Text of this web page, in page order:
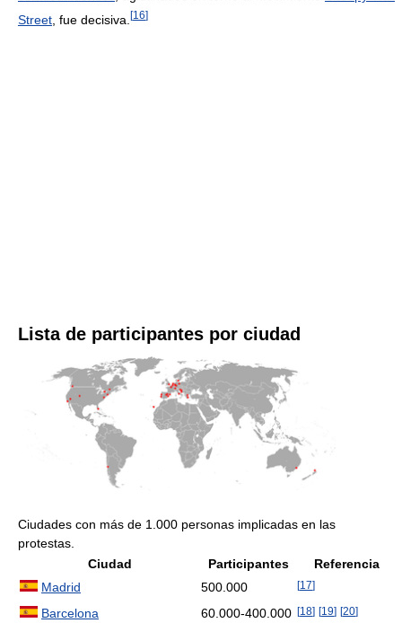
Street , fue decisiva. [16]
Lista de participantes por ciudad
Ciudades con más de 1.000 personas implicadas en las
protestas.
Ciudad
Participantes
Referencia
Madrid
500.000 [17]
Barcelona 60.000-400.000 [18] [19] [20]